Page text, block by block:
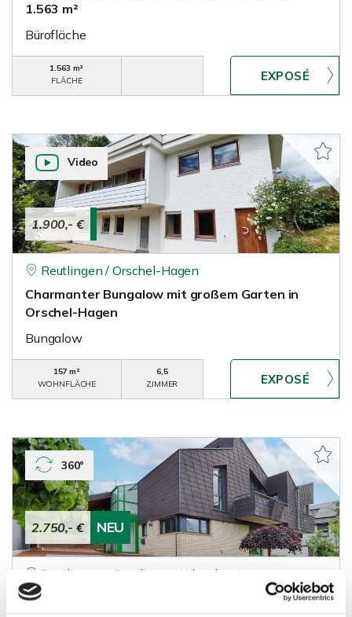
1.563 m²
Bürofläche
1.563 m²
FLÄCHE
1.900,- €
Video
Reutlingen / Orschel-Hagen
Charmanter Bungalow mit großem Garten in
Orschel-Hagen
Bungalow
157 m²
WOHNFLÄCHE
6,5
ZIMMER
2.750,- € NEU
360°
Reutlingen - Reutlingen (Altenburg)
Großzügiges Design-Einfamilienhaus mit Kamin